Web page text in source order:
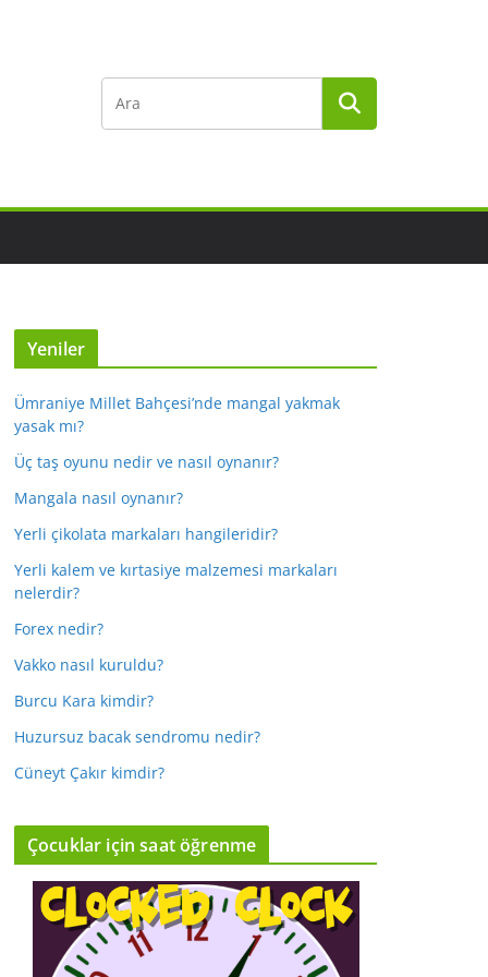
Yeniler
Ümraniye Millet Bahçesi’nde mangal yakmak
yasak mı?
Üç taş oyunu nedir ve nasıl oynanır?
Mangala nasıl oynanır?
Yerli çikolata markaları hangileridir?
Yerli kalem ve kırtasiye malzemesi markaları
nelerdir?
Forex nedir?
Vakko nasıl kuruldu?
Burcu Kara kimdir?
Huzursuz bacak sendromu nedir?
Cüneyt Çakır kimdir?
Çocuklar için saat öğrenme